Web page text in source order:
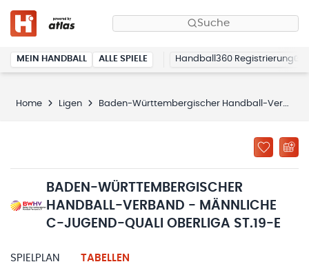
Suche
MEIN HANDBALL ALLE SPIELE Handball360 Registrierung
Home Ligen Baden-Württembergischer Handball-Verband - männliche C-Jugend-Quali Oberliga St.19-E
BADEN-WÜRTTEMBERGISCHER
HANDBALL-VERBAND - MÄNNLICHE
C-JUGEND-QUALI OBERLIGA ST.19-E
SPIELPLAN TABELLEN